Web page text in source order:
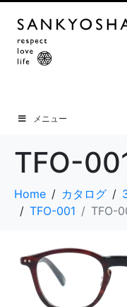
メニュー
TFO-
Home カタログ
TFO-001
TFO-